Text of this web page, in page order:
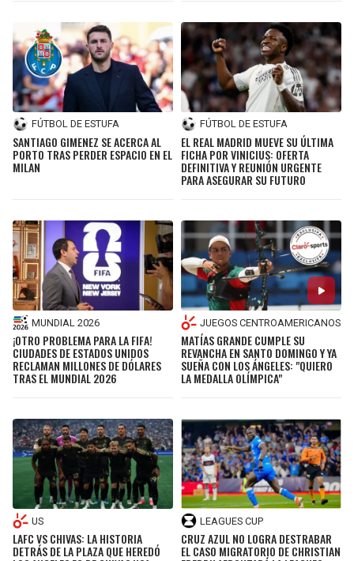
FÚTBOL DE ESTUFA
SANTIAGO GIMENEZ SE ACERCA AL
PORTO TRAS PERDER ESPACIO EN EL
MILAN
FÚTBOL DE ESTUFA
EL REAL MADRID MUEVE SU ÚLTIMA
FICHA POR VINICIUS: OFERTA
DEFINITIVA Y REUNIÓN URGENTE
PARA ASEGURAR SU FUTURO
MUNDIAL 2026
¡OTRO PROBLEMA PARA LA FIFA!
CIUDADES DE ESTADOS UNIDOS
RECLAMAN MILLONES DE DÓLARES
TRAS EL MUNDIAL 2026
JUEGOS CENTROAMERICANOS
MATÍAS GRANDE CUMPLE SU
REVANCHA EN SANTO DOMINGO Y YA
SUEÑA CON LOS ÁNGELES: "QUIERO
LA MEDALLA OLÍMPICA"
US
LAFC VS CHIVAS: LA HISTORIA
DETRÁS DE LA PLAZA QUE HEREDÓ
LEAGUES CUP
CRUZ AZUL NO LOGRA DESTRABAR
EL CASO MIGRATORIO DE CHRISTIAN